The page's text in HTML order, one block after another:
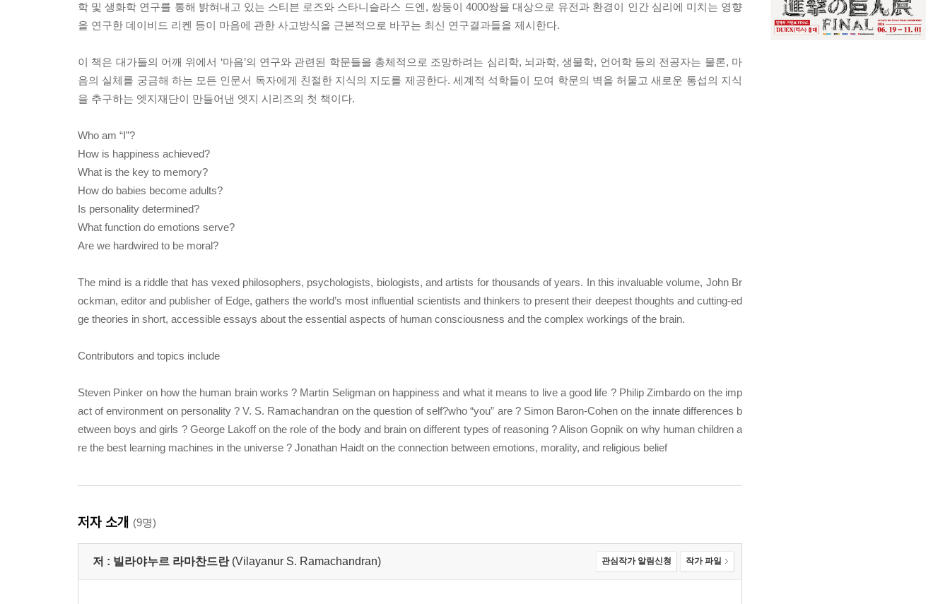
학 및 생화학 연구를 통해 밝혀내고 있는 스티븐 로즈와 스타니슬라스 드엔, 쌍둥이 4000쌍을 대상으로 유전과 환경이 인간 심리에 미치는 영향
을 연구한 데이비드 리켄 등이 마음에 관한 사고방식을 근본적으로 바꾸는 최신 연구결과들을 제시한다.
이 책은 대가들의 어깨 위에서 ‘마음’의 연구와 관련된 학문들을 총체적으로 조망하려는 심리학, 뇌과학, 생물학, 언어학 등의 전공자는 물론, 마
음의 실체를 궁금해 하는 모든 인문서 독자에게 친절한 지식의 지도를 제공한다. 세계적 석학들이 모여 학문의 벽을 허물고 새로운 통섭의 지식
을 추구하는 엣지재단이 만들어낸 엣지 시리즈의 첫 책이다.
Who am “I”?
How is happiness achieved?
What is the key to memory?
How do babies become adults?
Is personality determined?
What function do emotions serve?
Are we hardwired to be moral?
The mind is a riddle that has vexed philosophers, psychologists, biologists, and artists for thousands of years. In this invaluable volume, John Br
ockman, editor and publisher of Edge, gathers the world’s most influential scientists and thinkers to present their deepest thoughts and cutting-ed
ge theories in short, accessible essays about the essential aspects of human consciousness and the complex workings of the brain.
Contributors and topics include
Steven Pinker on how the human brain works ? Martin Seligman on happiness and what it means to live a good life ? Philip Zimbardo on the imp
act of environment on personality ? V. S. Ramachandran on the question of self?who “you” are ? Simon Baron-Cohen on the innate differences b
etween boys and girls ? George Lakoff on the role of the body and brain on different types of reasoning ? Alison Gopnik on why human children a
re the best learning machines in the universe ? Jonathan Haidt on the connection between emotions, morality, and religious belief
저자 소개 (9명)
저 : 빌라야누르 라마찬드란 (Vilayanur S. Ramachandran) 관심작가 알림신청 작가 파일